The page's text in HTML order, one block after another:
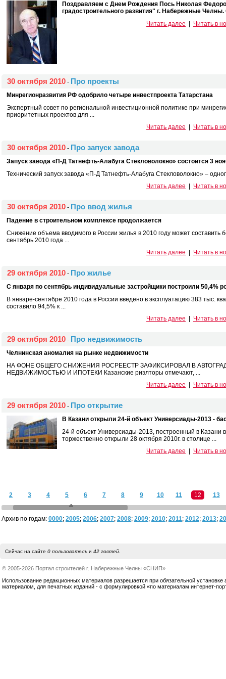
Поздравляем с Днем Рождения Пось Николая
градостроительного развития" г. Набережные Челны.
Читать далее
Читать в
30 октября 2010 - Про проекты
Минрегионразвития РФ одобрило четыре инвестпроекта Татарстана
Экспертный совет по региональной инвестиционной политике при
приоритетных проектов для ...
Читать далее
Читать в
30 октября 2010 - Про запуск завода
Запуск завода «П-Д Татнефть-Алабуга Стекловолокно» состоится 3
Технический запуск завода «П-Д Татнефть-Алабуга Стекловолокно» –
Читать далее
Читать в
30 октября 2010 - Про ввод жилья
Падение в строительном комплексе продолжается
Снижение объема вводимого в России жилья в 2010 году может
сентябрь 2010 года ...
Читать далее
Читать в
29 октября 2010 - Про жилье
C января по сентябрь индивидуальные застройщики построили 50,4%
В январе-сентябре 2010 года в России введено в эксплуатацию 383 тыс.
составило 94,5% к ...
Читать далее
Читать в
29 октября 2010 - Про недвижимость
Челнинская аномалия на рынке недвижимости
НА ФОНЕ ОБЩЕГО СНИЖЕНИЯ РОСРЕЕСТР ЗАФИКСИРОВАЛ В
НЕДВИЖИМОСТЬЮ И ИПОТЕКИ Казанские риэлторы отмечают, ...
Читать далее
Читать в
29 октября 2010 - Про открытие
В Казани открыли 24-й объект Универсиады-2013 -
24-й объект Универсиады-2013, построенный в Казани
торжественно открыли 28 октября 2010г. в столице ...
Читать далее
Читать в
2 3 4 5 6 7 8 9 10 11 12 13
Архив по годам: 0000; 2005; 2006; 2007; 2008; 2009; 2010; 2011; 2012; 2013;
Сейчас на сайте 0 пользовательи 42 гостей.
© 2005-2026 Портал строителей г. Набережные Челны «СНИП»
Использование редакционных материалов разрешается при обязательной установке
материалом, для печатных изданий - с формулировкой «по материалам интернет-